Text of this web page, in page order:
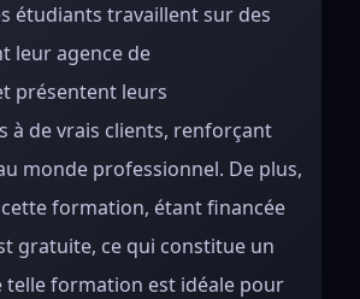
étudiants travaillent sur des
leur agence de
présentent leurs
à de vrais clients, renforçant
monde professionnel. De plus,
formation, étant financée
gratuite, ce qui constitue un
telle formation est idéale pour